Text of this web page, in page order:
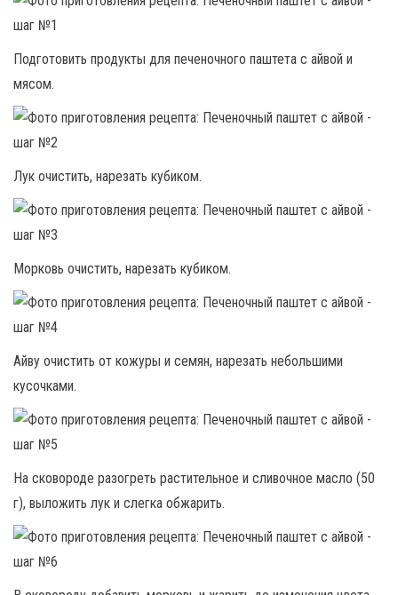
Подготовить продукты для печеночного паштета с айвой и
мясом.
Лук очистить, нарезать кубиком.
Морковь очистить, нарезать кубиком.
Айву очистить от кожуры и семян, нарезать небольшими
кусочками.
На сковороде разогреть растительное и сливочное масло (50
г), выложить лук и слегка обжарить.